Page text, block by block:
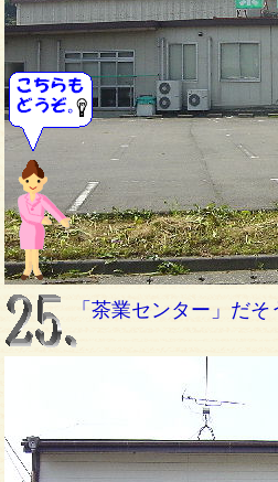
「茶業センター」だそ